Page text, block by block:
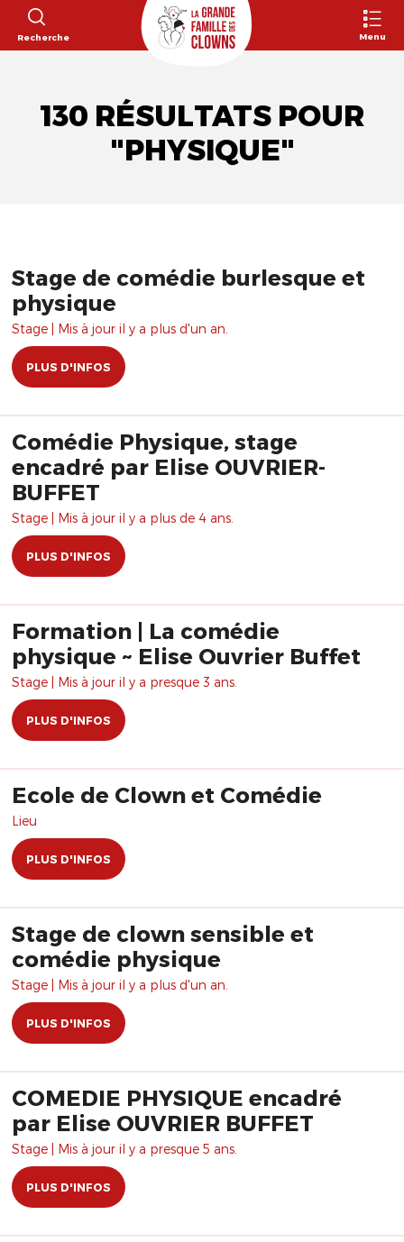
Recherche Menu
130 RÉSULTATS POUR
"PHYSIQUE"
Stage de comédie burlesque et
physique
Stage | Mis à jour il y a plus d'un an.
PLUS D'INFOS
Comédie Physique, stage
encadré par Elise OUVRIER-
BUFFET
Stage | Mis à jour il y a plus de 4 ans.
PLUS D'INFOS
Formation | La comédie
physique ~ Elise Ouvrier Buffet
Stage | Mis à jour il y a presque 3 ans.
PLUS D'INFOS
Ecole de Clown et Comédie
Lieu
PLUS D'INFOS
Stage de clown sensible et
comédie physique
Stage | Mis à jour il y a plus d'un an.
PLUS D'INFOS
COMEDIE PHYSIQUE encadré
par Elise OUVRIER BUFFET
Stage | Mis à jour il y a presque 5 ans.
PLUS D'INFOS